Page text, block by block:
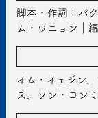
脚本・作詞：パ
ム・ウニョン｜
イム・イェジン
ス、ソン・ヨン